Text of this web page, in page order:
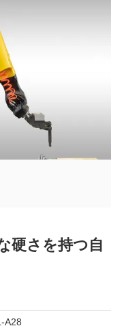
硬さを持つ自
A28